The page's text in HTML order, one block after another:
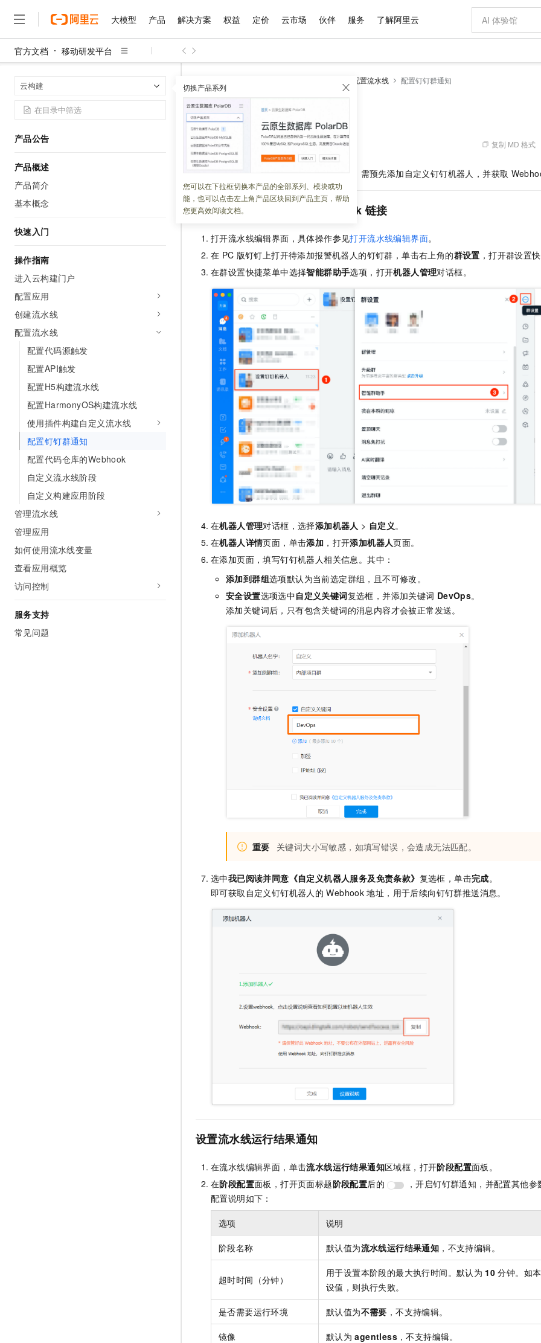
大模型 产品 解决方案 权益 定价 云市场 伙伴 服务 了解阿里云
官方文档 移动研发平台
云构建 切换产品系列
您可以在下拉框切换本产品的全部系列、模块或功
能，也可以点击左上角产品区块回到产品主页，帮助
您更高效阅读文档。
产品公告
产品概述
产品简介
基本概念
快速入门
操作指南
进入云构建门户
配置应用
创建流水线
配置流水线
配置代码源触发
配置API触发
配置H5构建流水线
配置HarmonyOS构建流水线
使用插件构建自定义流水线
配置钉钉群通知
配置代码仓库的Webhook
自定义流水线阶段
自定义构建应用阶段
管理流水线
管理应用
如何使用流水线变量
查看应用概览
访问控制
服务支持
常见问题
配置流水线 配置钉钉群通知
配置钉钉群通知
更新时间： 2023-05-30 03:40:37 复制 MD 格式
如需在研发流程中设置流水线钉钉群通知，需预先添加自定义钉钉机器人，并获取
添加钉钉机器人，获取 WebHook 链接
打开流水线编辑界面，具体操作参见打开流水线编辑界面。
在 PC 版钉钉上打开待添加报警机器人的钉钉群，单击右上角的群设置 ，打开群设置
在群设置快捷菜单中选择智能群助手选项，打开机器人管理对话框。
在机器人管理对话框，选择添加机器人 > 自定义 。
在机器人详情页面，单击添加 ，打开添加机器人页面。
在添加页面，填写钉钉机器人相关信息。其中：
添加到群组选项默认为当前选定群组，且不可修改。
安全设置选项选中自定义关键词复选框，并添加关键词 DevOps。
添加关键词后，只有包含关键词的消息内容才会被正常发送。
重要 关键词大小写敏感，如填写错误，会造成无法匹配。
选中我已阅读并同意《自定义机器人服务及免责条款》 复选框，单击完成。
即可获取自定义钉钉机器人的 Webhook 地址，用于后续向钉钉群推送消息。
设置流水线运行结果通知
在流水线编辑界面，单击流水线运行结果通知区域框，打开阶段配置面板。
在阶段配置面板，打开页面标题阶段配置后的
，开启钉钉群通知，并配置其他参
配置说明如下：
选项 说明
阶段名称 默认值为流水线运行结果通知 ，不支持编辑。
超时时间（分钟）
用于设置本阶段的最大执行时间。默认为 10 分钟。如
设值，则执行失败。
是否需要运行环境 默认值为不需要 ，不支持编辑。
镜像 默认为 agentless ，不支持编辑。
大模型
大模型
文本生成
Qwen3.8-Max HOT
智能体时代全能旗舰模型
能看、能想、能动手的多模态智能体模型
Qwen3-VL-Plus
视觉 Coding、空间感知、多模态思考等全面升级
Kimi 最新旗舰模型，长程编程与推理利器
GLM-5.2
1M上下文，专为长程任务能力而生
Wan2.7-
大模型服务
千问AI平台-Token Plan NEW
千问AI平台-模型体验
在线体验全尺寸、多种模态的模型效果
Happy 系列大模型
AI 应用构建
大模型服务平台百炼-应用模版
大模型服务平台百炼-智能体
灵活可视化地构建企业级 Agent
大模型原生
Qoder HOT
万有无界
秒悟
云端极速 AI 应
大模型解决方案
依托云原生高可用架构,实现Dify私有化部署
10 分钟在聊天系统中增加一个 AI 助手
在企业官网、通讯软件中为客户提供 AI 客服
即刻拥有 DeepSeek-R1 满血版
产品
精选产品
人工智能与机器学习
计算
容器
存储
网络与CDN
安全
中间件
数据库
大数据计算
媒体服务
企业服务与云通信
终端用户计算
Serverless
迁移与运维管理
专有云
精选产品
大模型服务平台百炼
大模型服务与应用平台
千问大模型
多元化、高性能、安全可靠的大模型服务
无影云电脑
随时随地安全接入的云上超级电脑
云解析DNS
云原生大数据计算服务 MaxCompute
面向分析的企业级SaaS模式云数据仓库
域名与网站
对象存储 OSS
人工智能平台 PAI 大模型
一站式AI开发、训练和推理服务
Qoder CN
容器服务 Kubernetes 版 ACK
提供一站式管理容器应用的 K8s 服务
Qoder
面向真实软件
云原生的云上
解决方案
精选解决方案
AI
互联网应用开发
大数据
现代化应用
安全
网络
上云与迁云
企业出海
精选解决方案
千问办公，解锁你的工作新方式
企业级Agent产品，直接交付可用成果
Agency Agents：拥有专属领域专家
多领域专家智能体,一键组建 AI 虚拟交付团队
HappyHorse 打造一站式影视创作平台
快速拥有专属 OpenClaw
睿译宝，AI翻译排版一步到位
GLM-5.2：长任务时代开源旗舰模型
Hermes Agent，打造自进化智能体
自主进化，持久记忆，越用越聪明
Claude Code + GStack 打造工程团队
安装技能 GStack，拥有专属 AI 工程团队
轻松解锁专属
5 分钟轻松
权益 普惠上云
普惠上云 官方力荐
云服务器38元/年起，超值低价云产品抢先购
官方推荐返现计划
推荐新用户得奖励，单订单最高返9万
云工开物
高校专属算力普惠，学生认证享300元代金券
免费试用
解决方案免费试用 新老同享
最高领取价值200元试用点，立即开启云上创新
AI 产品 免费试用
1亿+ 大模型 tokens 和 30+ 款产品免费体验
140+云产品 免费试用
产品新客免费试用，最长12个月
大模型ACA认证体验
助力企业全员 AI 认知与能力提升
AI 特惠
智启 AI 普惠权益
阿里云 OPC 创新助力计划
至高百万元 Token 补贴，加速一人公司成长
Token Plan 模型订阅计划
Qwen3.8-Max 首发尝鲜，限时加量 10 倍，夜间低至2折
千问办公，限时限量积分加倍
你的AI工作搭子，覆盖日常办公高频场景
万小智 AI 建站低至 15元/月
送.CN域名，送备案服务码
Night Plan 支持 Qwen 3.8-Max
AI 场景体
从图文生成到
AI 广告创作
图文、视频一
AI助力短剧漫
AI智能应用，
智能客服
自动承接线
定价 产品定价
了解云产品的定价详情
云上成本管理
管理和优化成本
价格计算器
自助选配和估算价格
价格优势
推动算力普惠，释放技术红利
配置报价
云市场 精选商城
网站建设
多端小程序
Salesforce 国际版订阅
友盟天域
观测云
Tuya 物联网平台阿里云版
电子合同
畅捷通
Tableau 订阅
AI空中课堂在线直播课堂（旗舰版）
生态解决方案
行业生态解决方案
开发者生态解决方案
AI 开发和 AI 应用解决方案
数据与 API
数据集
身份实名认证
短信
OCR 文字识别
发票查验
快递物流查询
企业应用
ERP
OA 办公系统
财税管理
400电话
广告营销
基础软件
JAVA
建站小程序
模板建站
定制建站
模板小程序
定制小程序
APP 开发
伙伴 成为销售伙伴
分销伙伴
咨询伙伴
销售伙伴合作计划
Salesforce On Alibaba Cloud
Consulting Partner 合作计划
成为产品伙伴
产品生态集成认证中心
产品生态伙伴工作台
产品伙伴
云网络合作
服务 售前咨询
在线服务
售后服务
自助服务
工单服务
短信专区
企业增值服务
企业支持计划
企业增值服务台
企业成长
服务实践
创新中心
阿里云认证
信息公告
了解阿里云 为什么选择阿里云
什么是云计算
技术领先
稳定可靠
安全合规
分析师报告
研究报告与白皮书
天池大赛
AI 算法大赛
入门学习赛
最佳实践
云上春晚
云栖战略参考
云上的中国
看见新力量
金融模力时刻
市场活动
高校合作
科研合作